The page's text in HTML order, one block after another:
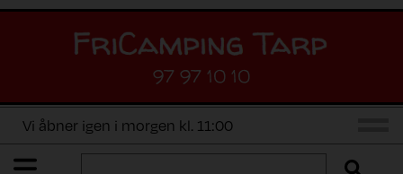
97 97 10 10
Vi åbner igen i morgen kl. 11:00